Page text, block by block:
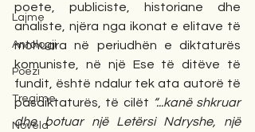
Lajme
Antologji
Poezi
Tregime
Novela
poete, publiciste, historiane dhe
analiste, njëra nga ikonat e elitave të
mohuara në periudhën e diktaturës
komuniste, në një Ese të ditëve të
fundit, është ndalur tek ata autorë të
pasdiktaturës, të cilët “...kanë shkruar
dhe botuar një Letërsi Ndryshe, një